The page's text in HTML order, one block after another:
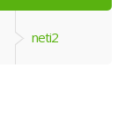
neti2